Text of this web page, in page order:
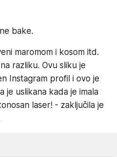
bake.
maromom i kosom itd.
razliku. Ovu sliku je
Instagram profil i ovo je
je uslikana kada je imala
laser! - zaključila je